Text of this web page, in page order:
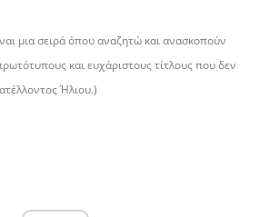
μια σειρά όπου αναζητώ και ανασκοπούν
και ευχάριστους τίτλους που δεν
Ήλιου.)